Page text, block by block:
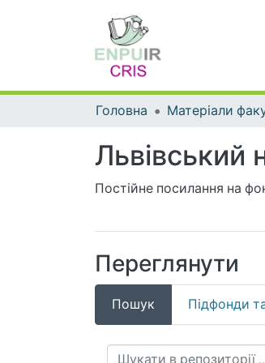
Головна
Львівський
Постійне посилання на
Переглянути
Пошук Підфонди